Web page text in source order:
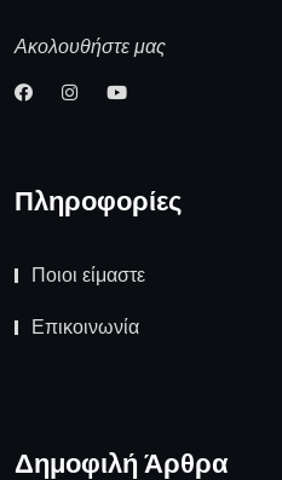
Ακολουθήστε μας
Πληροφορίες
Ποιοι είμαστε
Επικοινωνία
Δημοφιλή Άρθρα